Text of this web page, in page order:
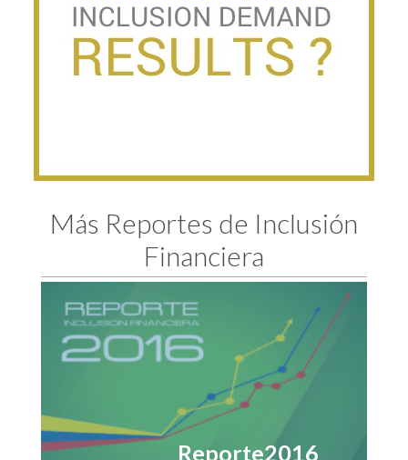
Más Reportes de Inclusión
Financiera
Reporte2016